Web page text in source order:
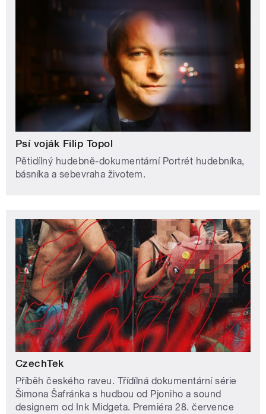
Psí voják Filip Topol
Pětidílný hudebně-dokumentární Portrét hudebníka,
básníka a sebevraha životem.
CzechTek
Příběh českého raveu. Třídílná dokumentární série
Šimona Šafránka s hudbou od Pjoniho a sound
designem od Ink Midgeta. Premiéra 28. července